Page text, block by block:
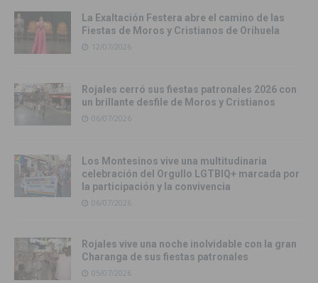
La Exaltación Festera abre el camino de las
Fiestas de Moros y Cristianos de Orihuela
12/07/2026
Rojales cerró sus fiestas patronales 2026 con
un brillante desfile de Moros y Cristianos
06/07/2026
Los Montesinos vive una multitudinaria
celebración del Orgullo LGTBIQ+ marcada por
la participación y la convivencia
06/07/2026
Rojales vive una noche inolvidable con la gran
Charanga de sus fiestas patronales
05/07/2026